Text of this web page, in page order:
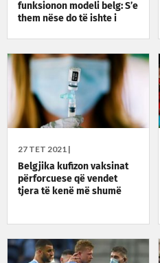
funksionon modeli belg: S’e
them nëse do të ishte i
27 TET 2021 |
Belgjika kufizon vaksinat
përforcuese që vendet
tjera të kenë më shumë